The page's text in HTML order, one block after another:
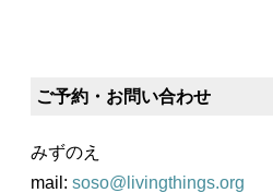
ご予約・お問い合わせ
みずのえ
mail: soso@livingthings.org